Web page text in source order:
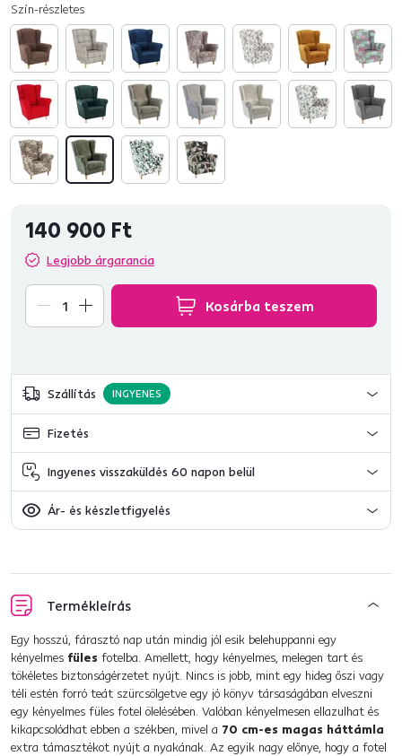
Szín-részletes
140 900 Ft
Legjobb árgarancia
Kosárba teszem
Szállítás INGYENES
Fizetés
Ingyenes visszaküldés 60 napon belül
Ár- és készletfigyelés
Termékleírás
Egy hosszú, fárasztó nap után mindig jól esik belehuppanni egy
kényelmes füles fotelba. Amellett, hogy kényelmes, melegen tart és
tökéletes biztonságérzetet nyújt. Nincs is jobb, mint egy hideg őszi vagy
téli estén forró teát szürcsölgetve egy jó könyv társaságában elveszni
egy kényelmes füles fotel ölelésében. Valóban kényelmesen ellazulhat és
kikapcsolódhat ebben a székben, mivel a 70 cm-es magas háttámla
extra támasztékot nyújt a nyakának. Az egyik nagy előnye, hogy a fotel